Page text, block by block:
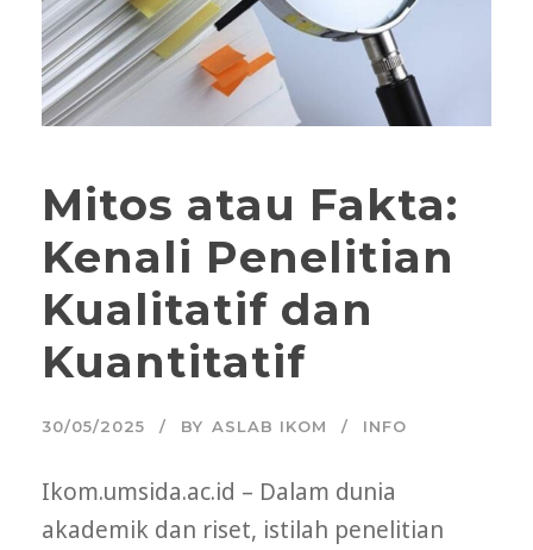
Mitos atau Fakta:
Kenali Penelitian
Kualitatif dan
Kuantitatif
30/05/2025 BY ASLAB IKOM INFO
Ikom.umsida.ac.id – Dalam dunia
akademik dan riset, istilah penelitian